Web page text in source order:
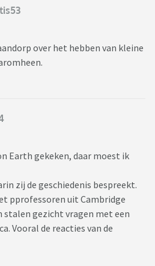
over het hebben van kleine
Earth gekeken, daar moest ik
zij de geschiedenis bespreekt.
pprofessoren uit Cambridge
stalen gezicht vragen met een
Vooral de reacties van de